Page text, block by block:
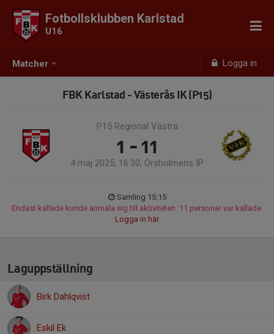
Matcher Logga in
Fotbollsklubben Karlstad
U16
FBK Karlstad - Västerås IK (P15)
P15 Regional Västra
1 - 11
4 maj 2025, 16:30, Örsholmens IP
Samling 15:15
Endast kallade kunde anmäla sig till aktiviteten. 11 personer var kallade.
Logga in här
Laguppställning
Birk Dahlqvist
Eskil Ek